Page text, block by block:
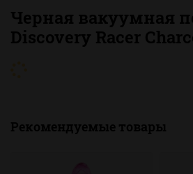
Черная вакуумная
Discovery Racer
Рекомендуемые товары